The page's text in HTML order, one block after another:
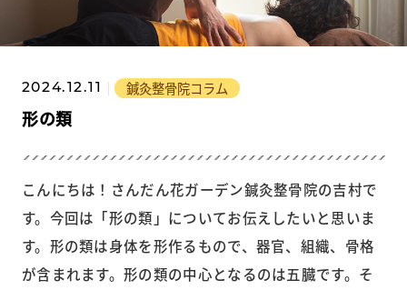
2024.12.11 鍼灸整骨院コラム
形の類
こんにちは！さんだん花ガーデン鍼灸整骨院の吉村で
す。今回は「形の類」についてお伝えしたいと思いま
す。形の類は身体を形作るもので、器官、組織、骨格
が含まれます。形の類の中心となるのは五臓です。そ